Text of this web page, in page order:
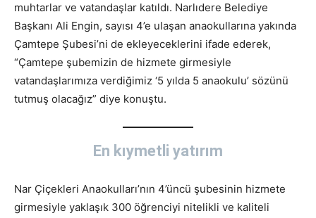
muhtarlar ve vatandaşlar katıldı. Narlıdere Belediye
Başkanı Ali Engin, sayısı 4’e ulaşan anaokullarına yakında
Çamtepe Şubesi’ni de ekleyeceklerini ifade ederek,
“Çamtepe şubemizin de hizmete girmesiyle
vatandaşlarımıza verdiğimiz ‘5 yılda 5 anaokulu’ sözünü
tutmuş olacağız” diye konuştu.
En kıymetli yatırım
Nar Çiçekleri Anaokulları’nın 4’üncü şubesinin hizmete
girmesiyle yaklaşık 300 öğrenciyi nitelikli ve kaliteli